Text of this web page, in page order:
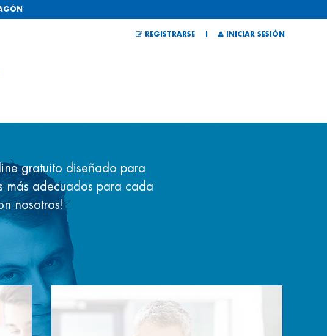
REGISTRARSE INICIAR SESIÓN
gratuito diseñado para
más adecuados para cada
nosotros!